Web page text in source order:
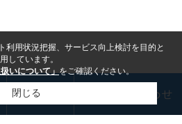
LINE お問い合わせ
利用状況把握、サービス向上検討を目的と
しています。
いについて」をご確認ください。
閉じる